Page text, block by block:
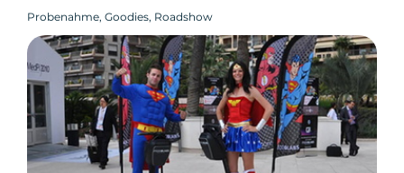
Probenahme, Goodies, Roadshow